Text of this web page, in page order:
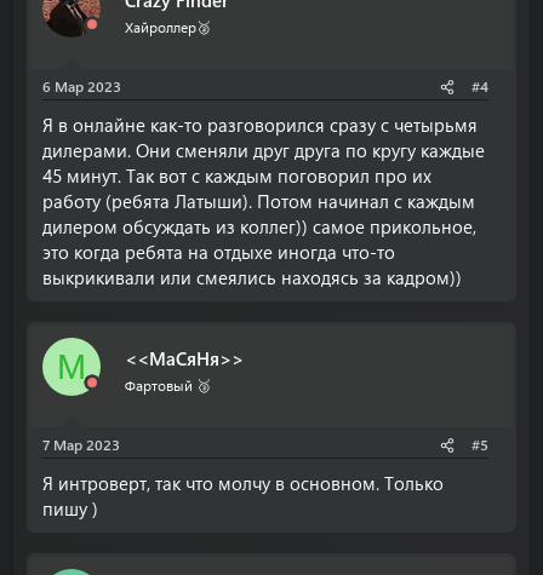
Хайроллер🥈
6 Мар 2023 #4
Я в онлайне как-то разговорился сразу с четырьмя
дилерами. Они сменяли друг друга по кругу каждые
45 минут. Так вот с каждым поговорил про их
работу (ребята Латыши). Потом начинал с каждым
дилером обсуждать из коллег)) самое прикольное,
это когда ребята на отдыхе иногда что-то
выкрикивали или смеялись находясь за кадром))
М <<МаСяНя>>
Фартовый 🥉
7 Мар 2023 #5
Я интроверт, так что молчу в основном. Только
пишу )